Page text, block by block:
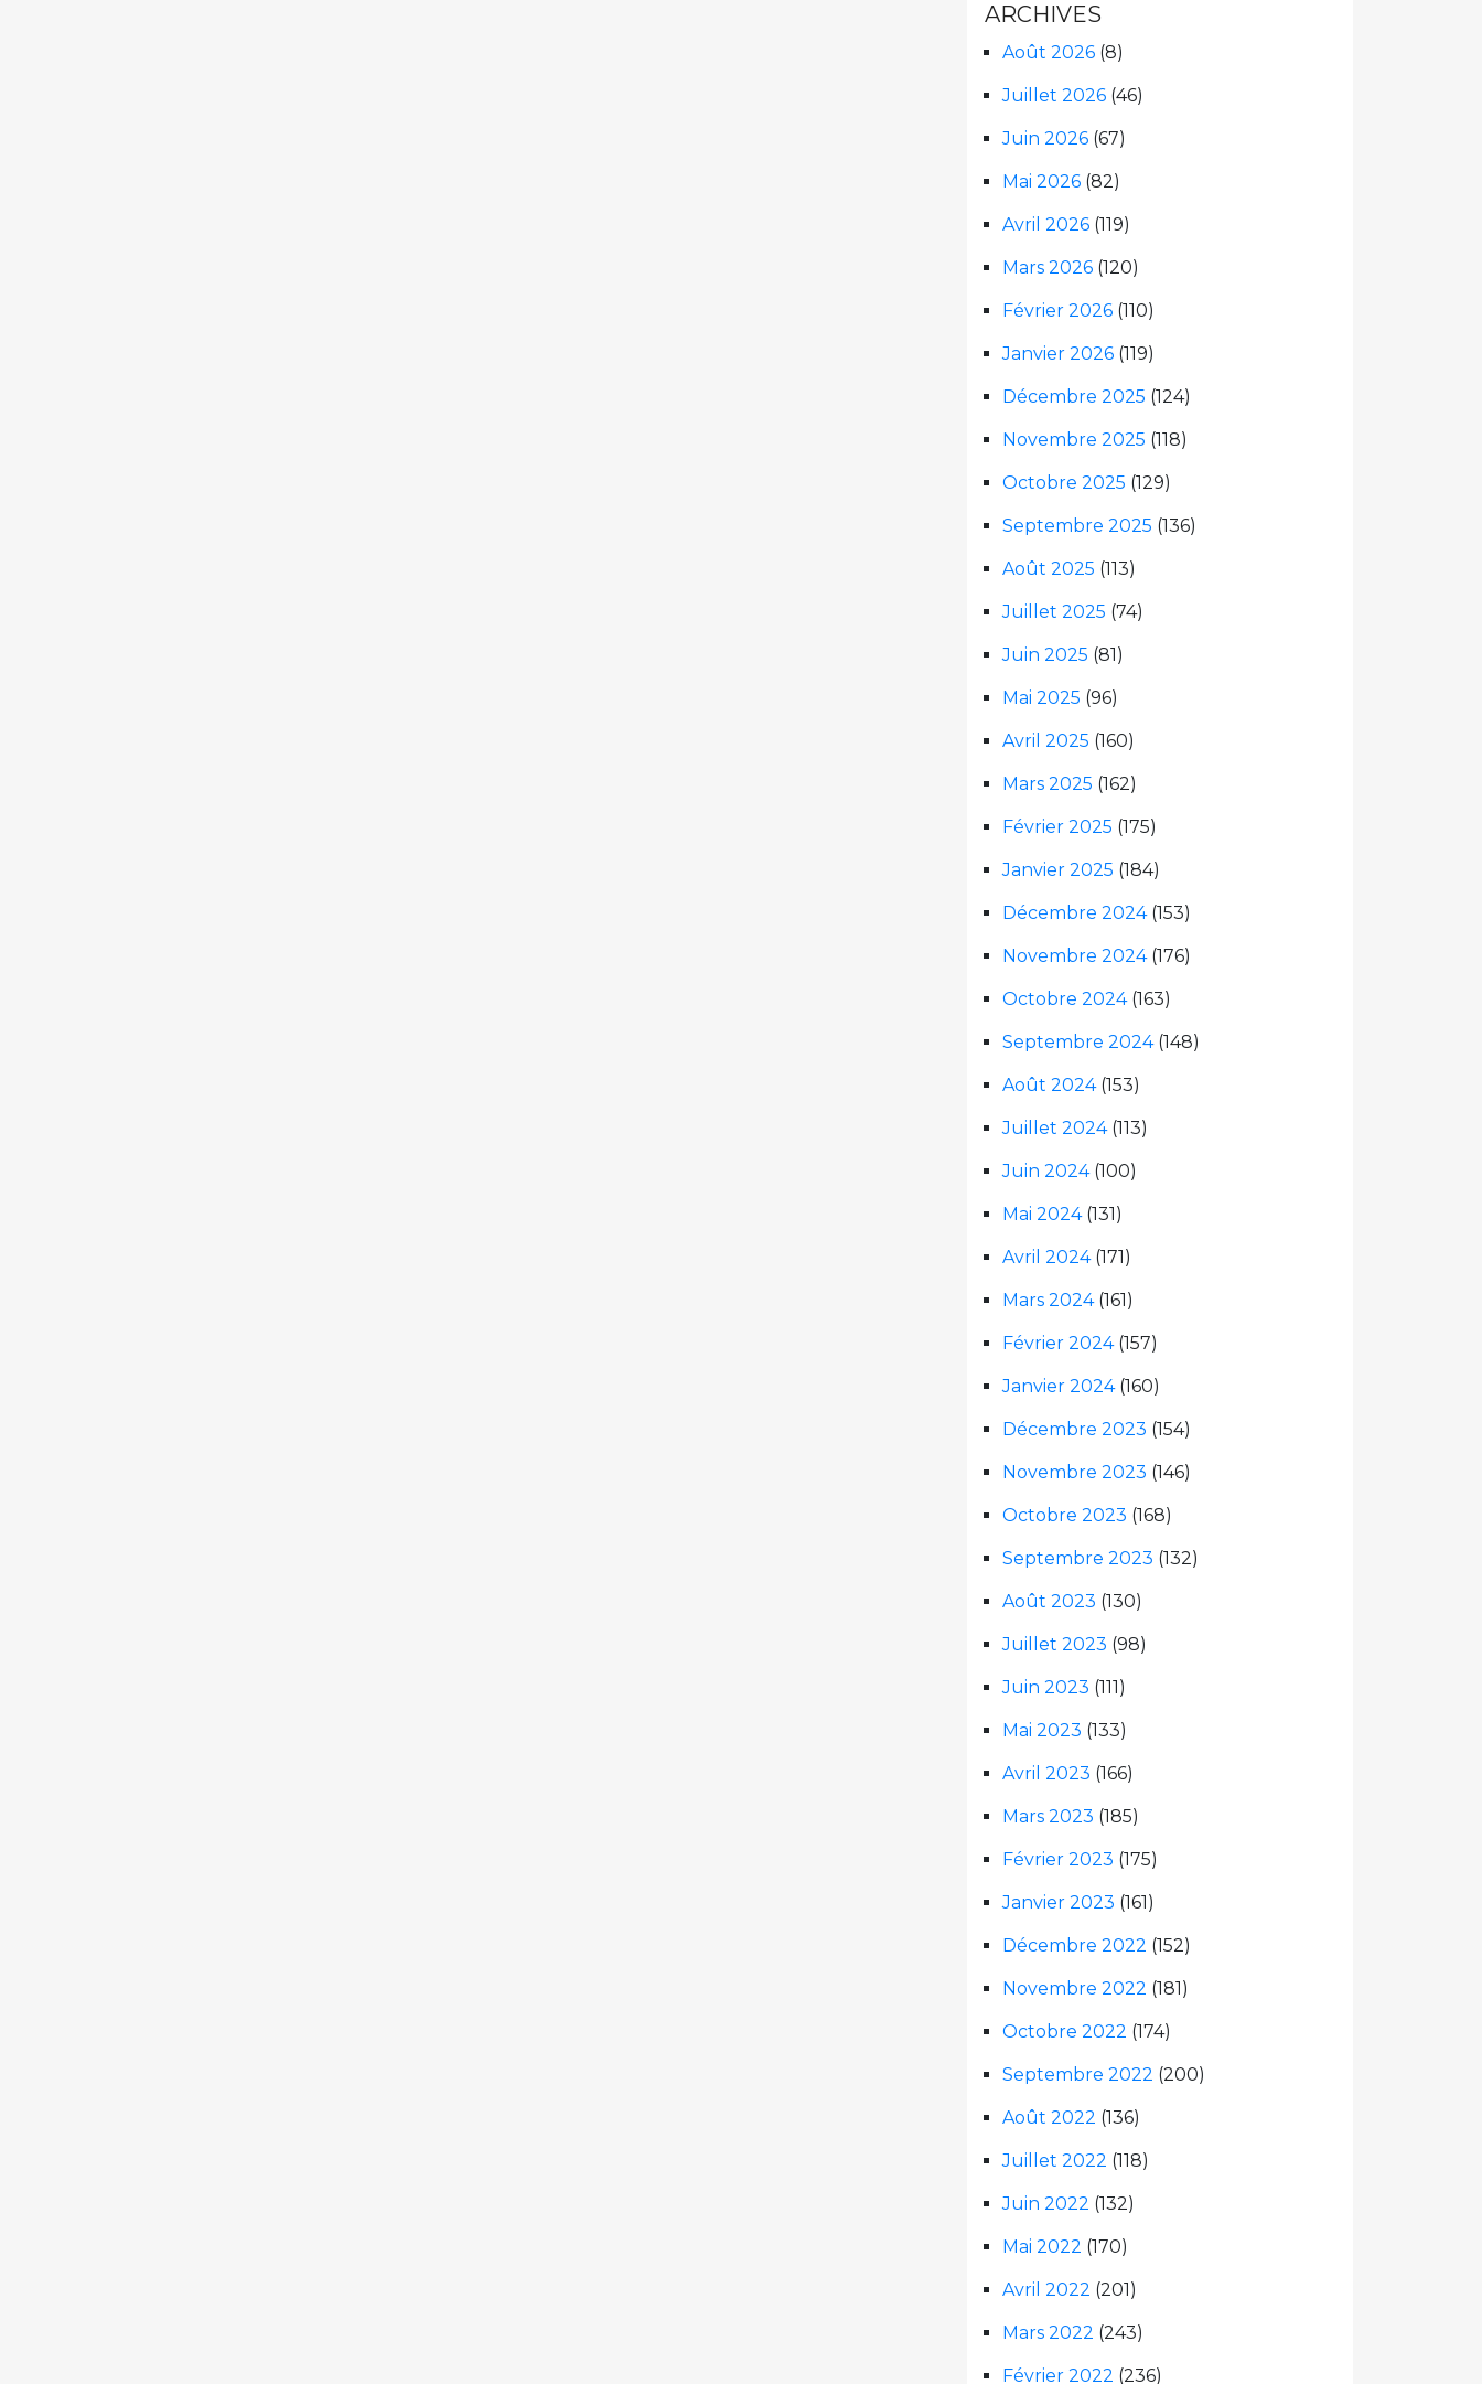
ARCHIVES
Août 2026 (8)
Juillet 2026 (46)
Juin 2026 (67)
Mai 2026 (82)
Avril 2026 (119)
Mars 2026 (120)
Février 2026 (110)
Janvier 2026 (119)
Décembre 2025 (124)
Novembre 2025 (118)
Octobre 2025 (129)
Septembre 2025 (136)
Août 2025 (113)
Juillet 2025 (74)
Juin 2025 (81)
Mai 2025 (96)
Avril 2025 (160)
Mars 2025 (162)
Février 2025 (175)
Janvier 2025 (184)
Décembre 2024(153)
Novembre 2024(176)
Octobre 2024(163)
Septembre 2024(148)
Août 2024(153)
Juillet 2024(113)
Juin 2024(100)
Mai 2024(131)
Avril 2024(171)
Mars 2024(161)
Février 2024(157)
Janvier 2024(160)
Décembre 2023 (154)
Novembre 2023 (146)
Octobre 2023 (168)
Septembre 2023 (132)
Août 2023 (130)
Juillet 2023 (98)
Juin 2023 (111)
Mai 2023 (133)
Avril 2023 (166)
Mars 2023 (185)
Février 2023 (175)
Janvier 2023 (161)
Décembre 2022 (152)
Novembre 2022 (181)
Octobre 2022 (174)
Septembre 2022 (200)
Août 2022 (136)
Juillet 2022 (118)
Juin 2022 (132)
Mai 2022 (170)
Avril 2022 (201)
Mars 2022 (243)
Février 2022 (236)